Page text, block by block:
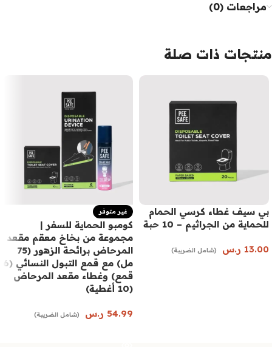
مراجعات (0)
منتجات ذات صلة
بي سيف غطاء كرسي الحمام
للحماية من الجراثيم – 10 حبة
13.00 ر.س (شامل الضريبة)
غير متوفر
كومبو الحماية للسفر |
مجموعة من بخاخ معقم مقعد
المرحاض برائحة الزهور (75
مل) مع قمع التبول النسائي (6
قمع) وغطاء مقعد المرحاض
(10 أغطية)
54.99 ر.س (شامل الضريبة)